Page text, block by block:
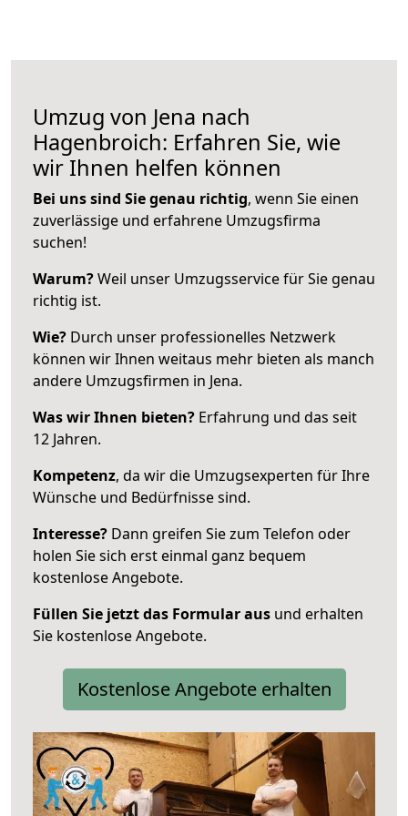
Umzug von Jena nach
Hagenbroich: Erfahren Sie, wie
wir Ihnen helfen können
Bei uns sind Sie genau richtig, wenn Sie einen
zuverlässige und erfahrene Umzugsfirma
suchen!
Warum?Weil unser Umzugsservice für Sie genau
richtig ist.
Wie? Durch unser professionelles Netzwerk
können wir Ihnen weitaus mehr bieten als manch
andere Umzugsfirmen in Jena.
Was wir Ihnen bieten? Erfahrung und das seit
12 Jahren.
Kompetenz, da wir die Umzugsexperten für Ihre
Wünsche und Bedürfnisse sind.
Interesse? Dann greifen Sie zum Telefon oder
holen Sie sich erst einmal ganz bequem
kostenlose Angebote.
Füllen Sie jetzt das Formular aus und erhalten
Sie kostenlose Angebote.
Kostenlose Angebote erhalten